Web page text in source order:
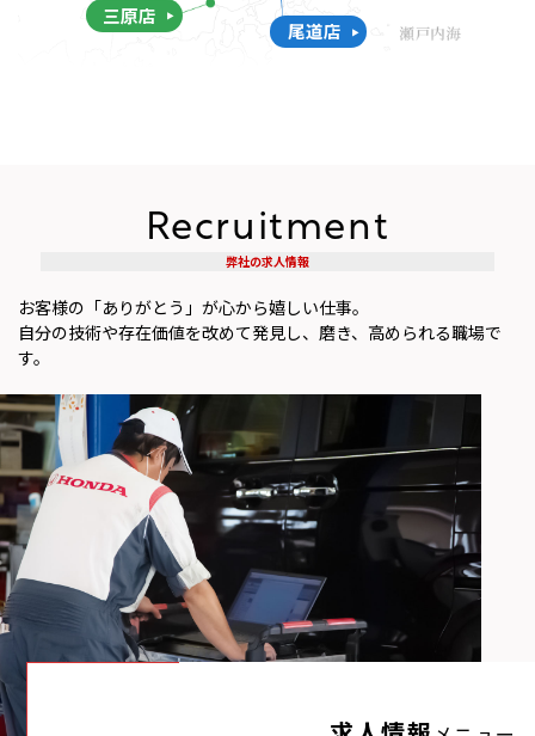
尾道店
三原店
Recruitment
弊社の求人情報
お客様の「ありがとう」が心から嬉しい仕事。
自分の技術や存在価値を改めて発見し、磨き、高められる職場で
す。